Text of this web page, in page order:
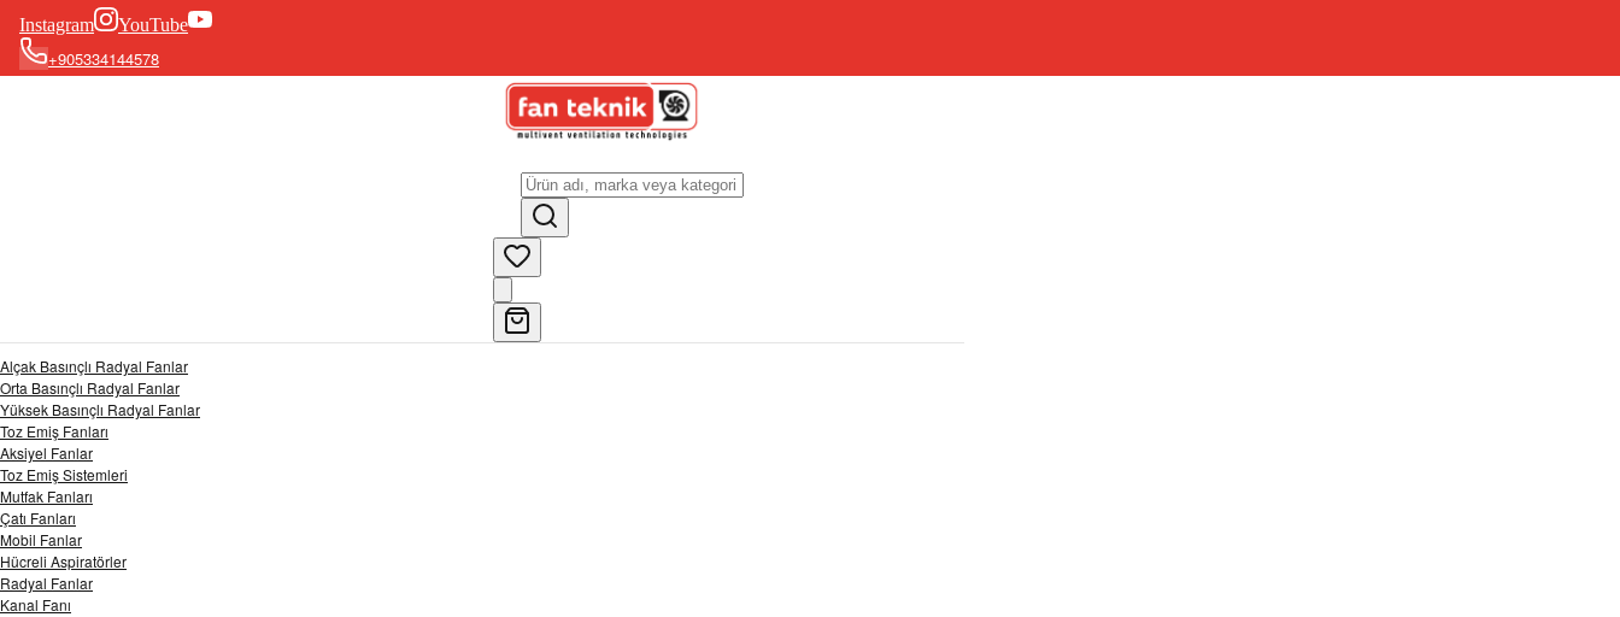
Instagram YouTube
+905334144578
Alçak Basınçlı Radyal Fanlar
Orta Basınçlı Radyal Fanlar
Yüksek Basınçlı Radyal Fanlar
Toz Emiş Fanları
Aksiyel Fanlar
Toz Emiş Sistemleri
Mutfak Fanları
Çatı Fanları
Mobil Fanlar
Hücreli Aspiratörler
Radyal Fanlar
Kanal Fanı